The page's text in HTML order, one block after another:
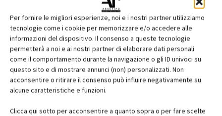
Per fornire le migliori esperienze, noi e i nostri partner utilizziamo
tecnologie come i cookie per memorizzare e/o accedere alle
informazioni del dispositivo. Il consenso a queste tecnologie
permetterà a noi e ai nostri partner di elaborare dati personali
come il comportamento durante la navigazione o gli ID univoci su
questo sito e di mostrare annunci (non) personalizzati. Non
acconsentire o ritirare il consenso può influire negativamente su
alcune caratteristiche e funzioni.
Clicca qui sotto per acconsentire a quanto sopra o per fare scelte